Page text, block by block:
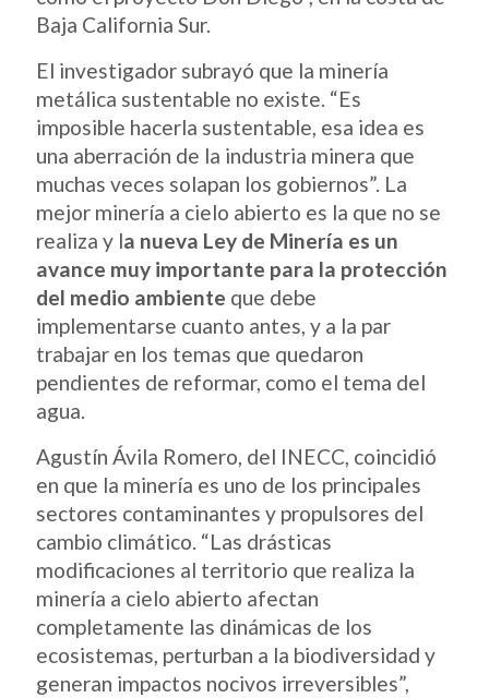
Baja California Sur.
El investigador subrayó que la minería
metálica sustentable no existe. “Es
imposible hacerla sustentable, esa idea es
una aberración de la industria minera que
muchas veces solapan los gobiernos”. La
mejor minería a cielo abierto es la que no se
realiza y la nueva Ley de Minería es un
avance muy importante para la protección
del medio ambiente que debe
implementarse cuanto antes, y a la par
trabajar en los temas que quedaron
pendientes de reformar, como el tema del
agua.
Agustín Ávila Romero, del INECC, coincidió
en que la minería es uno de los principales
sectores contaminantes y propulsores del
cambio climático. “Las drásticas
modificaciones al territorio que realiza la
minería a cielo abierto afectan
completamente las dinámicas de los
ecosistemas, perturban a la biodiversidad y
generan impactos nocivos irreversibles”,